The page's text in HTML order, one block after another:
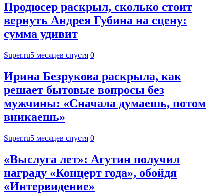
Продюсер раскрыл, сколько стоит
вернуть Андрея Губина на сцену:
сумма удивит
Super.ru5 месяцев спустя 0
Ирина Безрукова раскрыла, как
решает бытовые вопросы без
мужчины: «Сначала думаешь, потом
вникаешь»
Super.ru5 месяцев спустя 0
«Выслуга лет»: Агутин получил
награду «Концерт года», обойдя
«Интервидение»